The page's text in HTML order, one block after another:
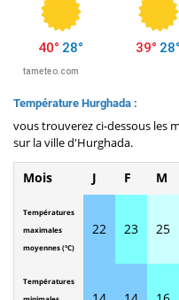
Température Hurghada :
vous trouverez ci-dessous les
sur la ville d'Hurghada.
Mois J F M
Températures
maximales
moyennes (°C)
22 23 25
Températures